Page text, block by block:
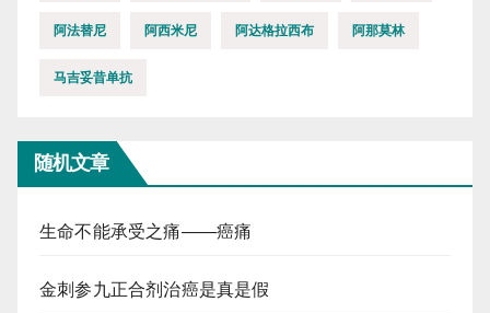
阿法替尼 阿西米尼 阿达格拉西布 阿那莫林
马吉妥昔单抗
随机文章
生命不能承受之痛——癌痛
金刺参九正合剂治癌是真是假